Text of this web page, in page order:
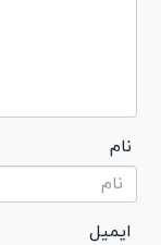
نام
ایمیل